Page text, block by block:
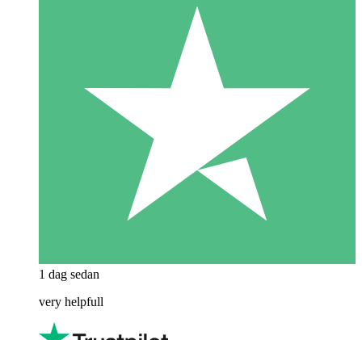
1 dag sedan
very helpfull